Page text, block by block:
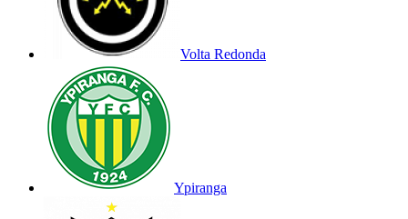
Volta Redonda
Ypiranga